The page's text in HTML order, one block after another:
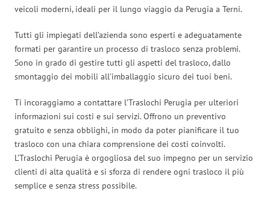
veicoli moderni, ideali per il lungo viaggio da Perugia a Terni.
Tutti gli impiegati dell’azienda sono esperti e adeguatamente
formati per garantire un processo di trasloco senza problemi.
Sono in grado di gestire tutti gli aspetti del trasloco, dallo
smontaggio dei mobili all’imballaggio sicuro dei tuoi beni.
Ti incoraggiamo a contattare l’Traslochi Perugia per ulteriori
informazioni sui costi e sui servizi. Offrono un preventivo
gratuito e senza obblighi, in modo da poter pianificare il tuo
trasloco con una chiara comprensione dei costi coinvolti.
L’Traslochi Perugia è orgogliosa del suo impegno per un servizio
clienti di alta qualità e si sforza di rendere ogni trasloco il più
semplice e senza stress possibile.